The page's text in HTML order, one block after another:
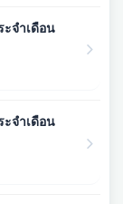
จำเดือน
จำเดือน